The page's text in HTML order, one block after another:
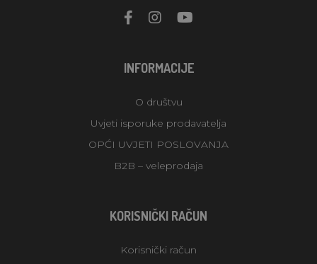
INFORMACIJE
O društvu
Uvjeti isporuke prodavatelja
OPĆI UVJETI POSLOVANJA
B2B – veleprodaja
KORISNIČKI RAČUN
Korisnički račun